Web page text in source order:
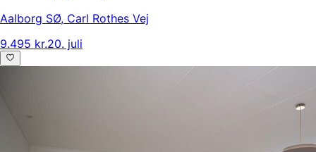
Aalborg SØ, Carl Rothes Vej
9.495 kr.20. juli